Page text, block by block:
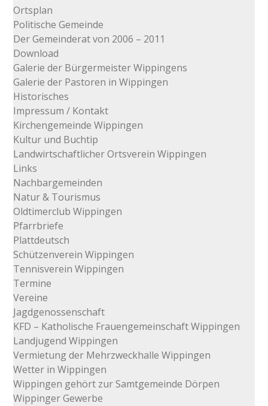
Ortsplan
Politische Gemeinde
Der Gemeinderat von 2006 – 2011
Download
Galerie der Bürgermeister Wippingens
Galerie der Pastoren in Wippingen
Historisches
Impressum / Kontakt
Kirchengemeinde Wippingen
Kultur und Buchtip
Landwirtschaftlicher Ortsverein Wippingen
Links
Nachbargemeinden
Natur & Tourismus
Oldtimerclub Wippingen
Pfarrbriefe
Plattdeutsch
Schützenverein Wippingen
Tennisverein Wippingen
Termine
Vereine
Jagdgenossenschaft
KFD – Katholische Frauengemeinschaft Wippingen
Landjugend Wippingen
Vermietung der Mehrzweckhalle Wippingen
Wetter in Wippingen
Wippingen gehört zur Samtgemeinde Dörpen
Wippinger Gewerbe